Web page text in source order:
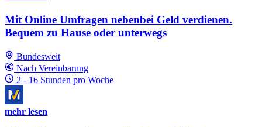
Mit Online Umfragen nebenbei Geld verdienen.
Bequem zu Hause oder unterwegs
Bundesweit
Nach Vereinbarung
2 - 16 Stunden pro Woche
mehr lesen